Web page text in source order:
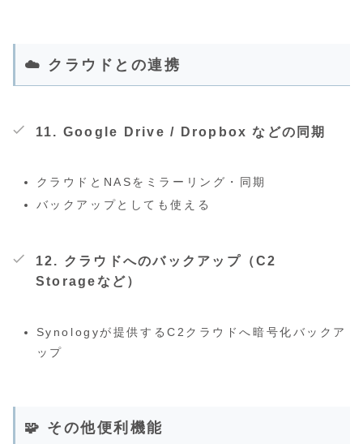
☁️ クラウドとの連携
11. Google Drive / Dropbox などの同期
クラウドとNASをミラーリング・同期
バックアップとしても使える
12. クラウドへのバックアップ（C2
Storageなど）
Synologyが提供するC2クラウドへ暗号化バックア
ップ
🧩 その他便利機能